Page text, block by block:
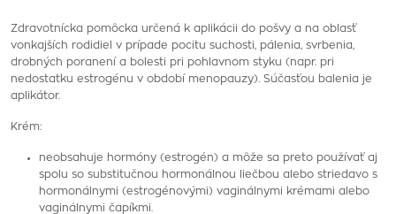
Zdravotnícka pomôcka určená k aplikácii do pošvy a na oblasť
vonkajších rodidiel v prípade pocitu suchosti, pálenia, svrbenia,
drobných poranení a bolesti pri pohlavnom styku (napr. pri
nedostatku estrogénu v období menopauzy). Súčasťou balenia je
aplikátor.
Krém:
neobsahuje hormóny (estrogén) a môže sa preto používať aj
spolu so substitučnou hormonálnou liečbou alebo striedavo s
hormonálnymi (estrogénovými) vaginálnymi krémami alebo
vaginálnymi čapíkmi.